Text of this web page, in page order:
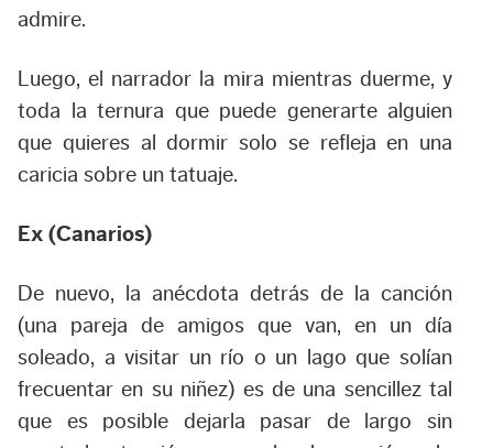
admire.
Luego, el narrador la mira mientras duerme, y
toda la ternura que puede generarte alguien
que quieres al dormir solo se refleja en una
caricia sobre un tatuaje.
Ex (Canarios)
De nuevo, la anécdota detrás de la canción
(una pareja de amigos que van, en un día
soleado, a visitar un río o un lago que solían
frecuentar en su niñez) es de una sencillez tal
que es posible dejarla pasar de largo sin